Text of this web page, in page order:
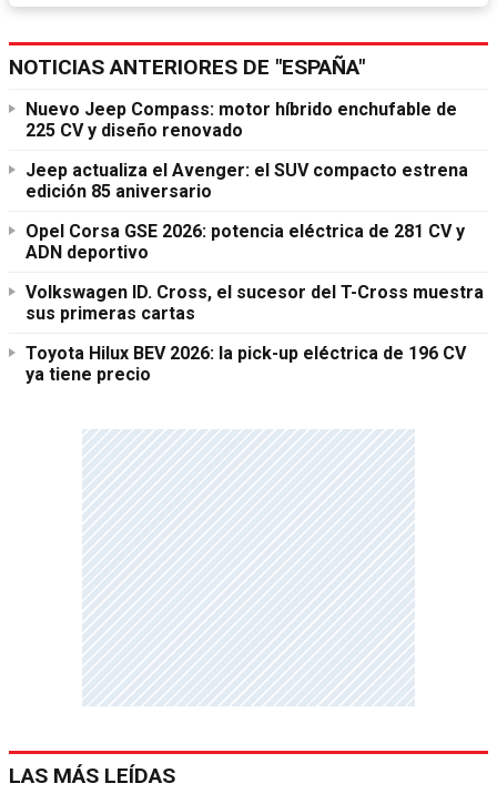
NOTICIAS ANTERIORES DE "ESPAÑA"
Nuevo Jeep Compass: motor híbrido enchufable de
225 CV y diseño renovado
Jeep actualiza el Avenger: el SUV compacto estrena
edición 85 aniversario
Opel Corsa GSE 2026: potencia eléctrica de 281 CV y
ADN deportivo
Volkswagen ID. Cross, el sucesor del T-Cross muestra
sus primeras cartas
Toyota Hilux BEV 2026: la pick-up eléctrica de 196 CV
ya tiene precio
LAS MÁS LEÍDAS